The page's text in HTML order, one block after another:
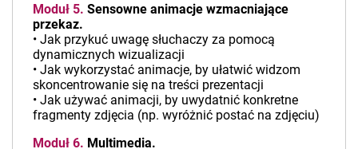
Moduł 5. Sensowne animacje wzmacniające
przekaz.
• Jak przykuć uwagę słuchaczy za pomocą
dynamicznych wizualizacji
• Jak wykorzystać animacje, by ułatwić widzom
skoncentrowanie się na treści prezentacji
• Jak używać animacji, by uwydatnić konkretne
fragmenty zdjęcia (np. wyróżnić postać na zdjęciu)
Moduł 6. Multimedia.